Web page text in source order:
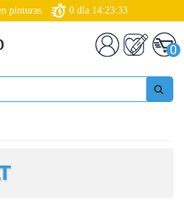
pinturas 0 día 14:23:32
0